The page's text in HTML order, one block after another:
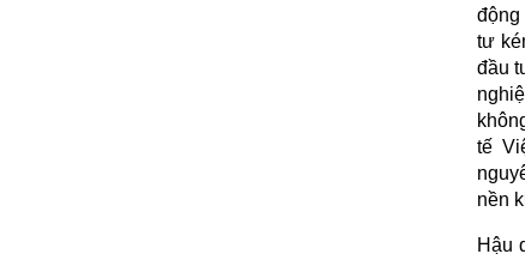
động
tư
đầu
tế
nền
Hậu